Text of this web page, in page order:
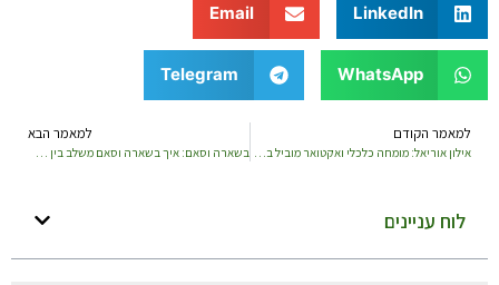
LinkedIn
Email
WhatsApp
Telegram
למאמר הקודם
אילון אוריאל: מומחה כלכלי ואקטואר מוביל בפירוק מורכבויות פיננסיות
למאמר הבא
בשארה וסאם: איך בשארה וסאם משלב בין פיתוח עסקי לשיווק דיגיטלי ליצירת הצלחה מתמשכת
לוח עניינים